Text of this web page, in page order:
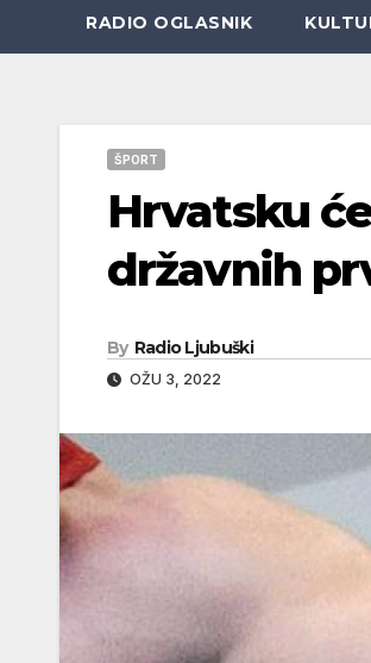
RADIO OGLASNIK
ŠPORT
Hrvatsku
državnih
By Radio Ljubuški
OŽU 3, 2022